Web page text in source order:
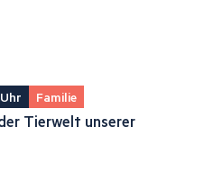
Familie
Tierwelt unserer